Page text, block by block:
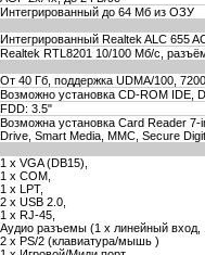
Интегрированный до 64 Мб из ОЗУ
Интегрированный Realtek ALC 655
Realtek RTL8201 10/100 Мб/с,
От 40 Гб, поддержка UDMA/100,
Возможно установка CD-ROM IDE,
FDD: 3.5"
Возможна установка Card Reader
Drive, Smart Media, MMC, Secure
1 x VGA (DB15),
1 x COM,
1 x LPT,
2 x USB 2.0,
1 x RJ-45,
Аудио разъемы (1 x линейный
2 x PS/2 (клавиатура/мышь )